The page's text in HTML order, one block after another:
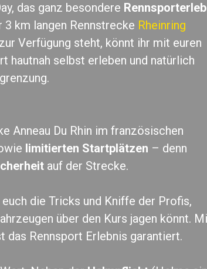
das ganz besondere
3 km langen Rennstrecke Rheinring
Verfügung steht, könnt ihr mit euren
hautnah selbst erleben und natürlich
Anneau Du Rhin im französischen
limitierten Startplätzen – denn
auf der Strecke.
die Tricks und Kniffe der Profis,
über den Kurs jagen könnt.
Rennsport Erlebnis garantiert.